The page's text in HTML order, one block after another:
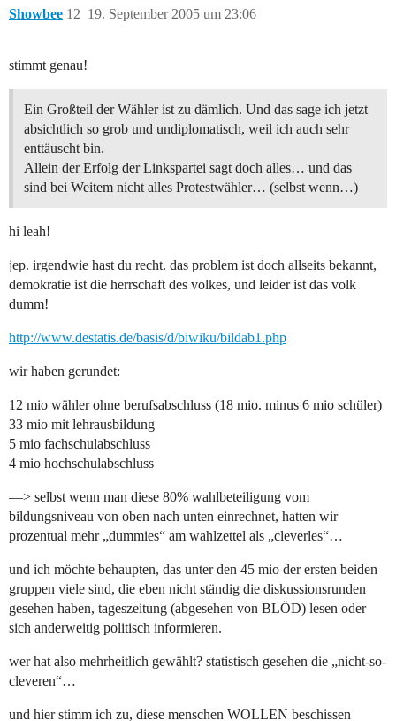
Showbee 19. September 2005 um 23:06
12
stimmt genau!
Ein Großteil der Wähler ist zu dämlich. Und das sage ich jetzt
absichtlich so grob und undiplomatisch, weil ich auch sehr
enttäuscht bin.
Allein der Erfolg der Linkspartei sagt doch alles… und das
sind bei Weitem nicht alles Protestwähler… (selbst wenn…)
hi leah!
jep. irgendwie hast du recht. das problem ist doch allseits bekannt,
demokratie ist die herrschaft des volkes, und leider ist das volk
dumm!
http://www.destatis.de/basis/d/biwiku/bildab1.php
wir haben gerundet:
12 mio wähler ohne berufsabschluss (18 mio. minus 6 mio schüler)
33 mio mit lehrausbildung
5 mio fachschulabschluss
4 mio hochschulabschluss
—> selbst wenn man diese 80% wahlbeteiligung vom
bildungsniveau von oben nach unten einrechnet, hatten wir
prozentual mehr „dummies“ am wahlzettel als „cleverles“…
und ich möchte behaupten, das unter den 45 mio der ersten beiden
gruppen viele sind, die eben nicht ständig die diskussionsrunden
gesehen haben, tageszeitung (abgesehen von BLÖD) lesen oder
sich anderweitig politisch informieren.
wer hat also mehrheitlich gewählt? statistisch gesehen die „nicht-so-
cleveren“…
und hier stimm ich zu, diese menschen WOLLEN beschissen